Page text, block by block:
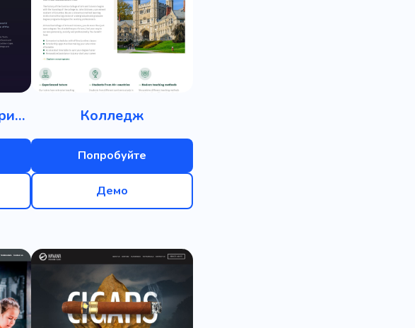
Музыкальная вечеринка Колледж
Попробуйте
Демо